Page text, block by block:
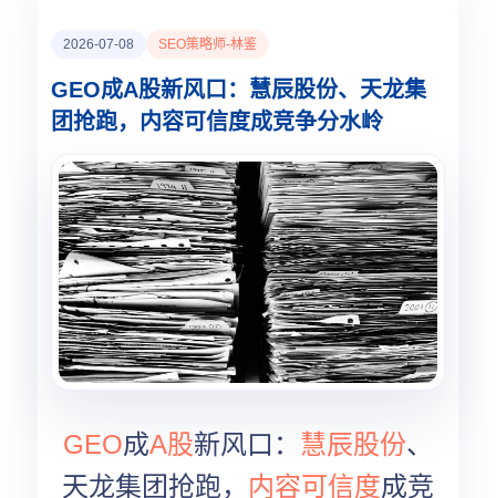
2026-07-08 SEO策略师-林鉴
GEO成A股新风口：慧辰股份、天龙集
团抢跑，内容可信度成竞争分水岭
GEO成A股新风口： 慧辰股份、
天龙集团抢跑， 内容可信度成竞